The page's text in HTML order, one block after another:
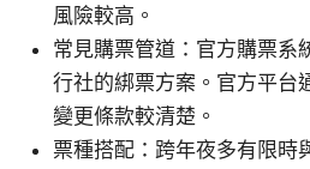
風險較高。
常見購票管道：官方購票系
行社的綁票方案。官方平台
變更條款較清楚。
票種搭配：跨年夜多有限時